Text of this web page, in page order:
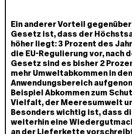
Ein anderer Vorteil
Gesetz ist, dass der
höher liegt: 3 Prozent des
die EU-Regulierung vor, nach
Gesetz sind es bisher 2
mehr Umweltabkommen in
Anwendungsbereich
Beispiel Abkommen zum
Vielfalt, der Meeresumwelt
Besonders wichtig ist, dass
weiterhin eine
an der Lieferkette vorschreibt